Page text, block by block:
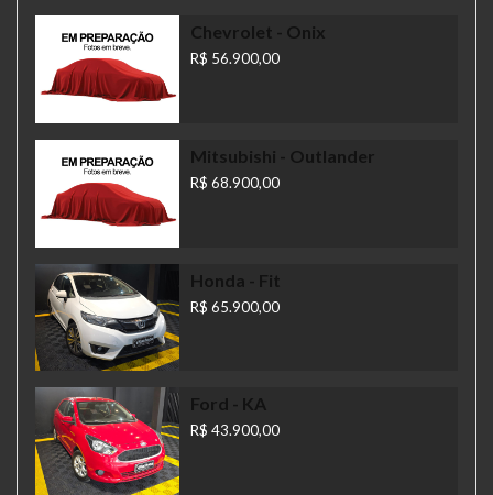
Chevrolet - Onix
R$ 56.900,00
Mitsubishi - Outlander
R$ 68.900,00
Honda - Fit
R$ 65.900,00
Ford - KA
R$ 43.900,00